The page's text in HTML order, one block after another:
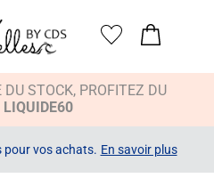
STOCK, PROFITEZ DU
LIQUIDE60
pour vos achats. En savoir plus